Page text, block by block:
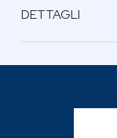
DETTAGLI